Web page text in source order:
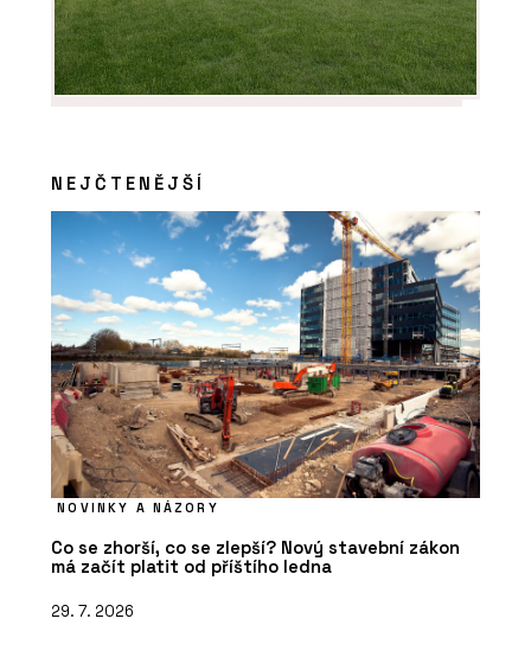
NEJČTENĚJŠÍ
NOVINKY A NÁZORY
Co se zhorší, co se zlepší? Nový stavební zákon
má začít platit od příštího ledna
29. 7. 2026